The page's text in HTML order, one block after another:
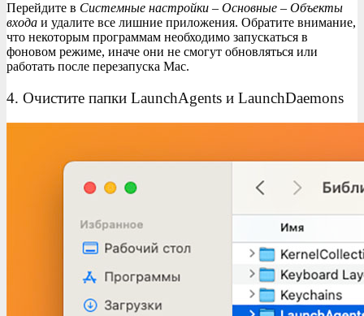
Перейдите в Системные настройки – Основные – Объекты
входа и удалите все лишние приложения. Обратите внимание,
что некоторым программам необходимо запускаться в
фоновом режиме, иначе они не смогут обновляться или
работать после перезапуска Mac.
4. Очистите папки LaunchAgents и LaunchDaemons